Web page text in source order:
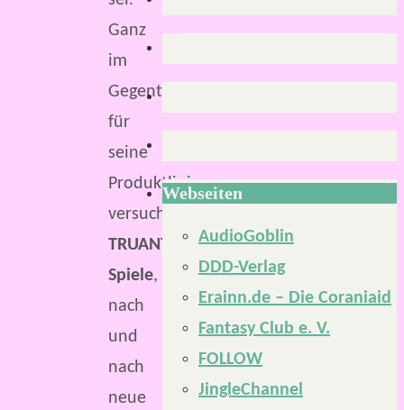
Ganz
im
Gegenteil,
für
seine
Produktlinien
versucht
TRUANT
Spiele,
nach
und
nach
neue
Webseiten
AudioGoblin
DDD-Verlag
Erainn.de – Die Coraniaid
Fantasy Club e. V.
FOLLOW
JingleChannel